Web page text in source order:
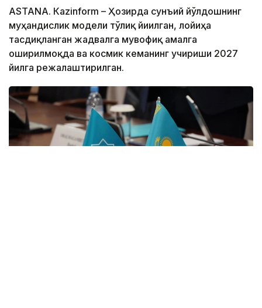
ASTANА. Кazinform – Ҳозирда сунъий йўлдошнинг
муҳандислик модели тўлиқ йиғилган, лойиҳа
тасдиқланган жадвалга мувофиқ амалга
оширилмоқда ва космик кеманинг учириши 2027
йилга режалаштирилган.